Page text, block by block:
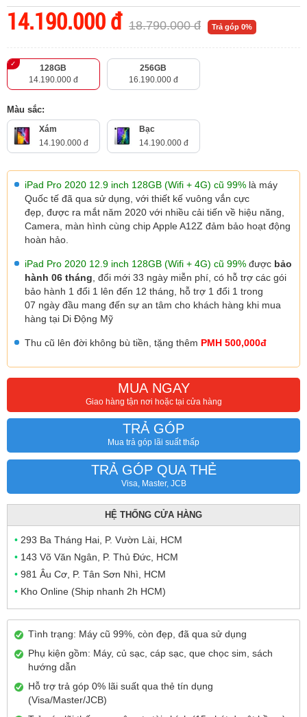
14.190.000 đ 18.790.000 đ Trả góp 0%
128GB
14.190.000 đ
256GB
16.190.000 đ
Màu sắc:
Xám
14.190.000 đ
Bạc
14.190.000 đ
iPad Pro 2020 12.9 inch 128GB (Wifi + 4G) cũ 99% là máy
Quốc tế đã qua sử dụng, với thiết kế vuông vắn cực
đẹp, được ra mắt năm 2020 với nhiều cải tiến về hiệu năng,
Camera, màn hình cùng chip Apple A12Z đảm bảo hoạt động
hoàn hảo.
iPad Pro 2020 12.9 inch 128GB (Wifi + 4G) cũ 99% được bảo
hành 06 tháng , đổi mới 33 ngày miễn phí, có hỗ trợ các gói
bảo hành 1 đổi 1 lên đến 12 tháng, hỗ trợ 1 đổi 1 trong
07 ngày đầu mang đến sự an tâm cho khách hàng khi mua
hàng tại Di Động Mỹ
Thu cũ lên đời không bù tiền, tặng thêm PMH 500,000đ
MUA NGAY
Giao hàng tận nơi hoặc tại cửa hàng
TRẢ GÓP
Mua trả góp lãi suất thấp
TRẢ GÓP QUA THẺ
Visa, Master, JCB
HỆ THỐNG CỬA HÀNG
• 293 Ba Tháng Hai, P. Vườn Lài, HCM
• 143 Võ Văn Ngân, P. Thủ Đức, HCM
• 981 Âu Cơ, P. Tân Sơn Nhì, HCM
• Kho Online (Ship nhanh 2h HCM)
Tình trạng: Máy cũ 99%, còn đẹp, đã qua sử dụng
Phụ kiện gồm: Máy, củ sạc, cáp sạc, que chọc sim, sách
hướng dẫn
Hỗ trợ trả góp 0% lãi suất qua thẻ tín dụng
(Visa/Master/JCB)